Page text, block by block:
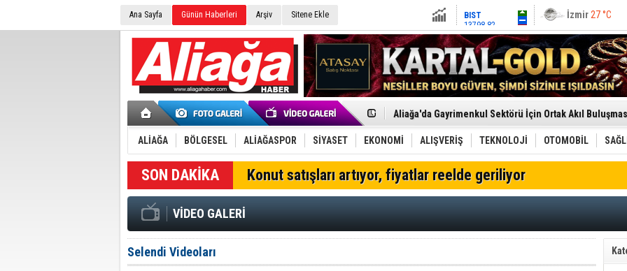
Ana Sayfa Günün Haberleri Arşiv Sitene Ekle
BIST
13798.82
Altın6497.3
Dolar 47.6039
Euro54.8081
İzmir 27 °C
Aliağa'da Gayrimenkul Sektörü İçin Ortak Akıl
Çandarlı’nın yeni Cumhuriyet Meydanı açılıyor
Furkan Yöntem Aliağa Fk’da
Chp Aliağa'da Engin Gündüz Dönemi Resmen Başladı
AK Parti Aliağa’da Genişletilmiş İlçe Danışma Meclisi
SOCAR Türkiye ve TANAP Yönetim Kurulları İstanbul'da
Trafiği durdurup ördeği kurtardılar
Chp Aliağa'da Toplu İstifa: Yönetim Ve Üyeler Yeni
Helvacı’nın Köklü Mirası Şenlikle Yaşatıldı
ALİAĞA BÖLGESEL ALİAĞASPOR SİYASET EKONOMİ ALIŞVERİŞ TEKNOLOJİ OTOMOBİL
SON DAKİKA Konut satışları artıyor, fiyatlar reelde geriliyor
VİDEO GALERİ
Selendi Videoları